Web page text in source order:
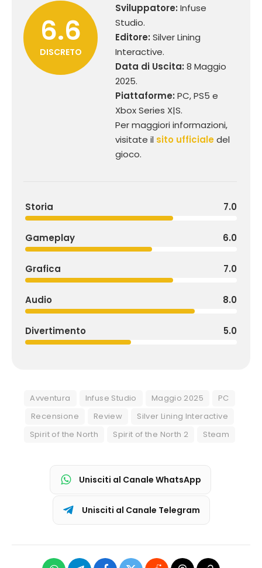
6.6
DISCRETO
Sviluppatore: Infuse
Studio.
Editore: Silver Lining
Interactive.
Data di Uscita: 8 Maggio
2025.
Piattaforme: PC, PS5 e
Xbox Series X|S.
Per maggiori informazioni,
visitate il sito ufficialedel
gioco.
Storia 7.0
Gameplay 6.0
Grafica 7.0
Audio 8.0
Divertimento 5.0
Avventura Infuse Studio Maggio 2025
PC
Recensione
Review
Silver Lining Interactive
Spirit of the North
Spirit of the North 2 Steam
Unisciti al Canale WhatsApp
Unisciti al Canale Telegram